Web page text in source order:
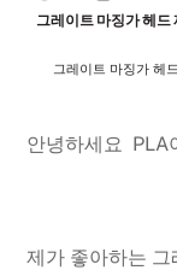
그레이트 마징가 헤
그레이트 마징가 헤
안녕하세요 PLA
제가 좋아하는